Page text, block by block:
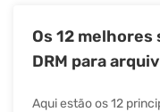
Os 12
DRM para
Aqui estão os 12